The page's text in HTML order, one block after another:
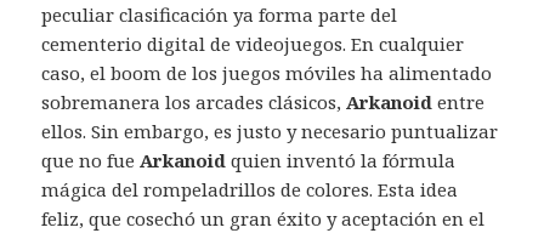
peculiar clasificación ya forma parte del
cementerio digital de videojuegos. En cualquier
caso, el boom de los juegos móviles ha alimentado
sobremanera los arcades clásicos, Arkanoid entre
ellos. Sin embargo, es justo y necesario puntualizar
que no fue Arkanoid quien inventó la fórmula
mágica del rompeladrillos de colores. Esta idea
feliz, que cosechó un gran éxito y aceptación en el